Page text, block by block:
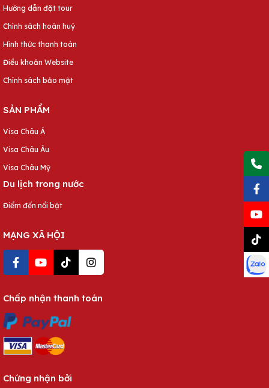
Hướng dẫn đặt tour
Chính sách hoàn huỷ
Hình thức thanh toán
Điều khoản Website
Chính sách bảo mật
SẢN PHẨM
Visa Châu Á
Visa Châu Âu
Visa Châu Mỹ
Du lịch trong nước
Điểm đến nổi bật
MẠNG XÃ HỘI
Chấp nhận thanh toán
Chứng nhận bởi